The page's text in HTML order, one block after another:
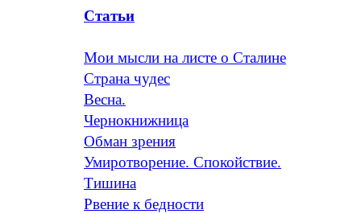
Статьи
Мои мысли на листе о Сталине
Страна чудес
Весна.
Чернокнижница
Обман зрения
Умиротворение. Спокойствие.
Тишина
Рвение к бедности